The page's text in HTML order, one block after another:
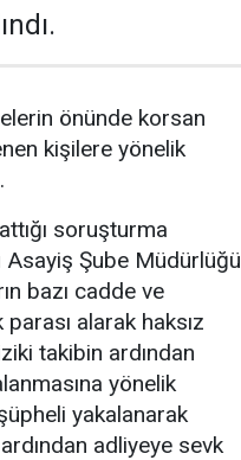
önünde korsan
kişilere yönelik
soruşturma
Asayiş Şube Müdürlüğü
bazı cadde ve
alarak haksız
takibin ardından
yönelik
yakalanarak
adliyeye sevk